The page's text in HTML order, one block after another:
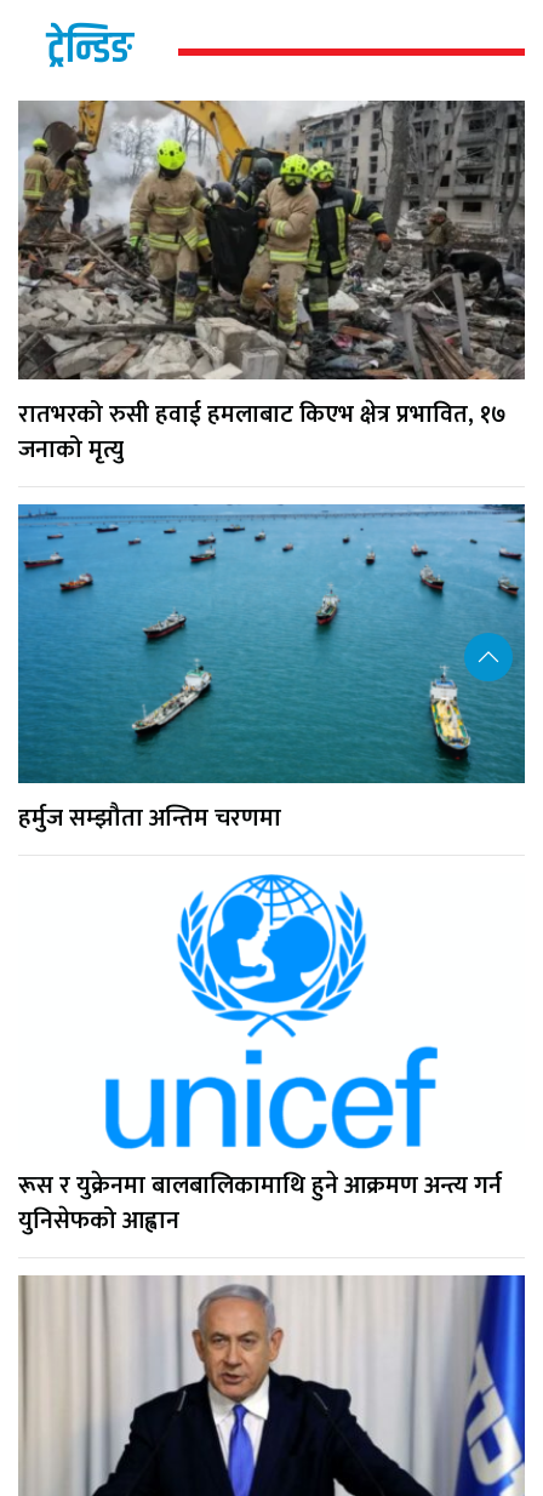
ट्रेन्डिङ
रातभरको रुसी हवाई हमलाबाट किएभ क्षेत्र प्रभावित, १७
जनाको मृत्यु
हर्मुज सम्झौता अन्तिम चरणमा
रूस र युक्रेनमा बालबालिकामाथि हुने आक्रमण अन्त्य गर्न
युनिसेफको आह्वान